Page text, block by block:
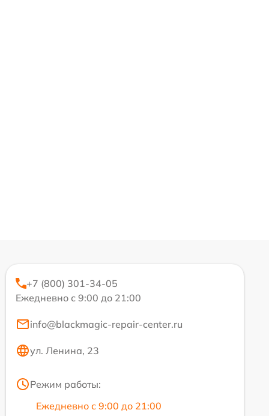
+7 (800) 301-34-05
Ежедневно с 9:00 до 21:00
info@blackmagic-repair-center.ru
ул. Ленина, 23
Режим работы:
Ежедневно с 9:00 до 21:00